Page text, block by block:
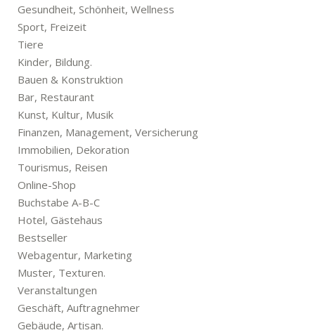
Gesundheit, Schönheit, Wellness
Sport, Freizeit
Tiere
Kinder, Bildung.
Bauen & Konstruktion
Bar, Restaurant
Kunst, Kultur, Musik
Finanzen, Management, Versicherung
Immobilien, Dekoration
Tourismus, Reisen
Online-Shop
Buchstabe A-B-C
Hotel, Gästehaus
Bestseller
Webagentur, Marketing
Muster, Texturen.
Veranstaltungen
Geschäft, Auftragnehmer
Gebäude, Artisan.